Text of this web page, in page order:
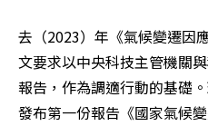
去（2023）年《氣候變遷因
文要求以中央科技主管機關
報告，作為調適行動的基礎
發布第一份報告《國家氣候